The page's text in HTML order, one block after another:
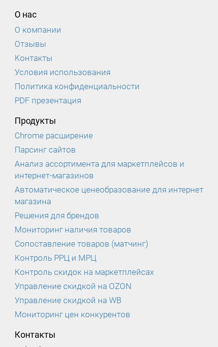
О нас
О компании
Отзывы
Контакты
Условия использования
Политика конфиденциальности
PDF презентация
Продукты
Chrome расширение
Парсинг сайтов
Анализ ассортимента для маркетплейсов и
интернет-магазинов
Автоматическое ценеобразование для интернет
магазина
Решения для брендов
Мониторинг наличия товаров
Сопоставление товаров (матчинг)
Контроль РРЦ и МРЦ
Контроль скидок на маркетплейсах
Управление скидкой на OZON
Управление скидкой на WB
Мониторинг цен конкурентов
Контакты